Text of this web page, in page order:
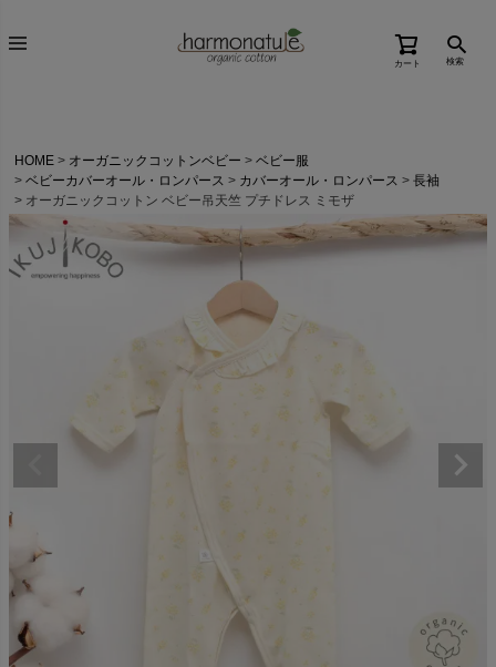
カート 検索
HOME オーガニックコットンベビー
ベビー服
ベビーカバーオール・ロンパース
カバーオール・ロンパース
長袖
オーガニックコットン ベビー吊天竺 プチドレス ミモザ